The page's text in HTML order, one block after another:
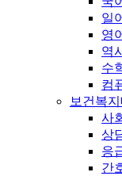
일
영
역
수
컴
보건복
사
상
응
간